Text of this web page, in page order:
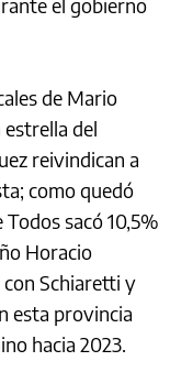
de Mario
del
reivindican a
como quedó
sacó 10,5%
Horacio
Schiaretti y
esta provincia
hacia 2023.